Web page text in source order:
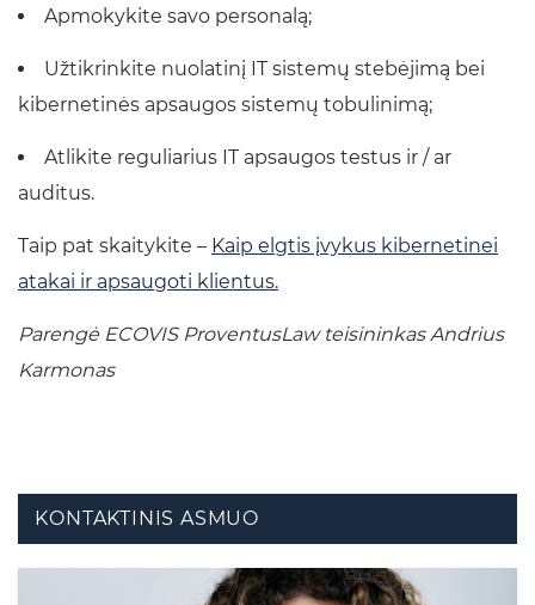
Apmokykite savo personalą;
Užtikrinkite nuolatinį IT sistemų stebėjimą bei
kibernetinės apsaugos sistemų tobulinimą;
Atlikite reguliarius IT apsaugos testus ir / ar
auditus.
Taip pat skaitykite – Kaip elgtis įvykus kibernetinei
atakai ir apsaugoti klientus.
Parengė ECOVIS ProventusLaw teisininkas Andrius
Karmonas
KONTAKTINIS ASMUO